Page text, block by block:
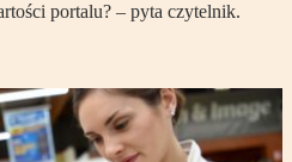
portalu? – pyta czytelnik.